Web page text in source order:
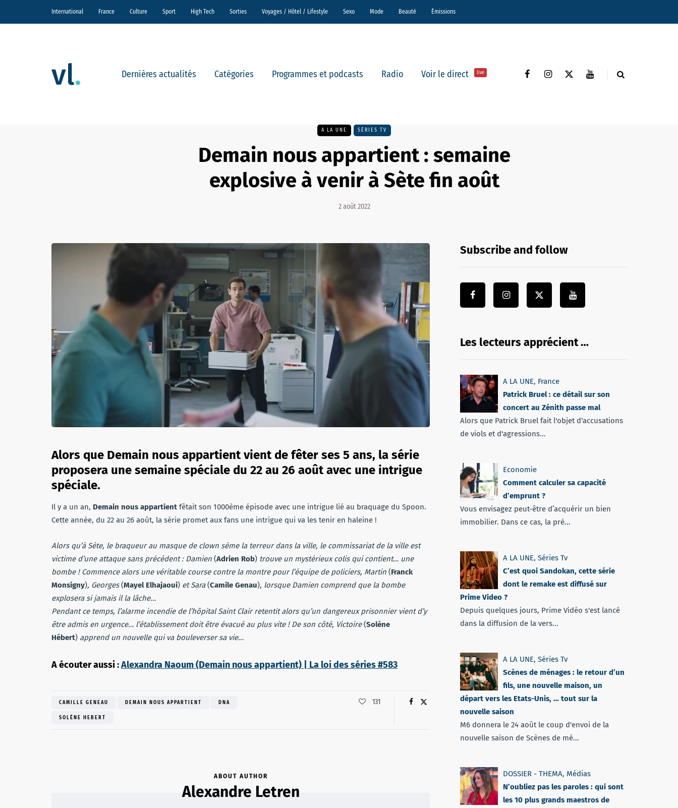
International France Culture Sport High Tech Sorties Voyages / Hôtel / Lifestyle Sexo Mode Beauté Émissions
Dernières actualités Catégories Programmes et podcasts Radio Voir le direct live
A LA UNE SÉRIES TV
Demain nous appartient : semaine
explosive à venir à Sète fin août
2 août 2022
Alors que Demain nous appartient vient de fêter ses 5 ans, la série
proposera une semaine spéciale du 22 au 26 août avec une intrigue
spéciale.
Il y a un an, Demain nous appartient fêtait son 1000ème épisode avec une intrigue lié au braquage du Spoon.
Cette année, du 22 au 26 août, la série promet aux fans une intrigue qui va les tenir en haleine !
Alors qu’à Sète, le braqueur au masque de clown sème la terreur dans la ville, le commissariat de la ville est
victime d’une attaque sans précédent : Damien (Adrien Rob) trouve un mystérieux colis qui contient… une
bombe ! Commence alors une véritable course contre la montre pour l’équipe de policiers, Martin (Franck
Monsigny), Georges(Mayel Elhajaoui) et Sara(Camile Genau), lorsque Damien comprend que la bombe
explosera si jamais il la lâche…
Pendant ce temps, l’alarme incendie de l’hôpital Saint Clair retentit alors qu’un dangereux prisonnier vient d’y
être admis en urgence… l’établissement doit être évacué au plus vite ! De son côté, Victoire(Solène
Hébert) apprend un nouvelle qui va bouleverser sa vie…
A écouter aussi :Alexandra Naoum (Demain nous appartient) | La loi des séries #583
CAMILLE GENEAU DEMAIN NOUS APPARTIENT DNA
SOLÈNE HEBERT
131
ABOUT AUTHOR
Alexandre Letren
Subscribe and follow
Les lecteurs apprécient …
A LA UNE, France
Patrick Bruel : ce détail sur son
concert au Zénith passe mal
Alors que Patrick Bruel fait l'objet d'accusations
de viols et d'agressions...
Economie
Comment calculer sa capacité
d’emprunt ?
Vous envisagez peut-être d’acquérir un bien
immobilier. Dans ce cas, la pré...
A LA UNE, Séries Tv
C’est quoi Sandokan, cette série
dont le remake est diffusé sur
Prime Video ?
Depuis quelques jours, Prime Vidéo s'est lancé
dans la diffusion de la vers...
A LA UNE, Séries Tv
Scènes de ménages : le retour d’un
fils, une nouvelle maison, un
départ vers les Etats-Unis, … tout sur la
nouvelle saison
M6 donnera le 24 août le coup d'envoi de la
nouvelle saison de Scènes de mé...
DOSSIER - THEMA, Médias
N’oubliez pas les paroles : qui sont
les 10 plus grands maestros de